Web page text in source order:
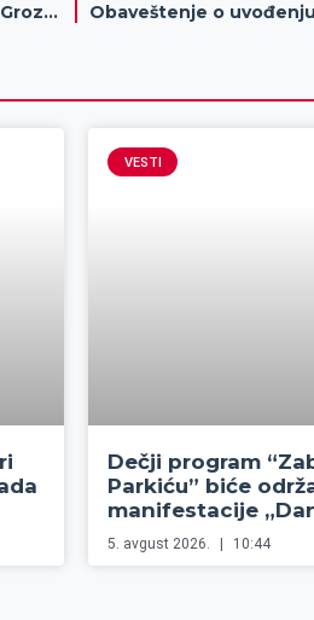
Moja umetnička dela su deo mene – Nada Grozdanić, Međa
VESTI
Dečji program
Parkiću” biće
manifestacije
5. avgust 2026. 10:44